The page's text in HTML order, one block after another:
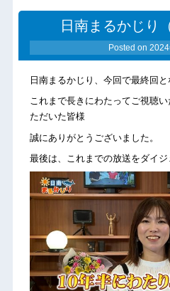
日南まるかじり
Posted on
日南まるかじり、今回で最終回と
これまで長きにわたってご視聴
ただいた皆様
誠にありがとうございました。
最後は、これまでの放送をダイ